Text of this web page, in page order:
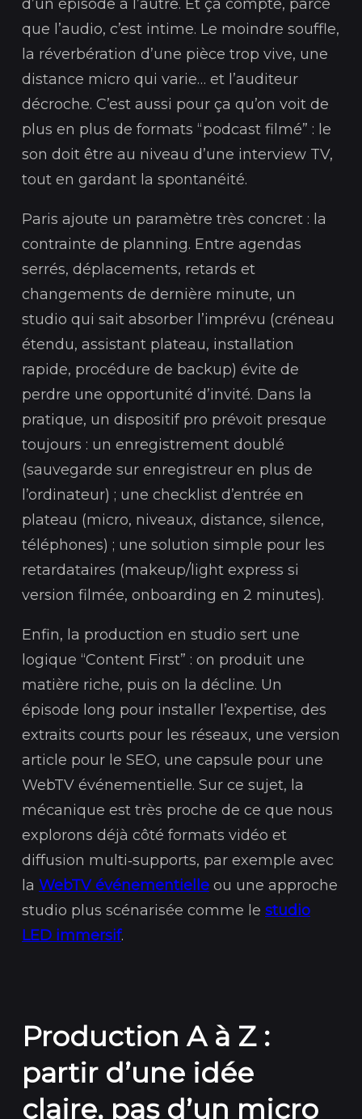
d’un épisode à l’autre. Et ça compte, parce
que l’audio, c’est intime. Le moindre souffle,
la réverbération d’une pièce trop vive, une
distance micro qui varie… et l’auditeur
décroche. C’est aussi pour ça qu’on voit de
plus en plus de formats “podcast filmé” : le
son doit être au niveau d’une interview TV,
tout en gardant la spontanéité.
Paris ajoute un paramètre très concret : la
contrainte de planning. Entre agendas
serrés, déplacements, retards et
changements de dernière minute, un
studio qui sait absorber l’imprévu (créneau
étendu, assistant plateau, installation
rapide, procédure de backup) évite de
perdre une opportunité d’invité. Dans la
pratique, un dispositif pro prévoit presque
toujours : un enregistrement doublé
(sauvegarde sur enregistreur en plus de
l’ordinateur) ; une checklist d’entrée en
plateau (micro, niveaux, distance, silence,
téléphones) ; une solution simple pour les
retardataires (makeup/light express si
version filmée, onboarding en 2 minutes).
Enfin, la production en studio sert une
logique “Content First” : on produit une
matière riche, puis on la décline. Un
épisode long pour installer l’expertise, des
extraits courts pour les réseaux, une version
article pour le SEO, une capsule pour une
WebTV événementielle. Sur ce sujet, la
mécanique est très proche de ce que nous
explorons déjà côté formats vidéo et
diffusion multi‑supports, par exemple avec
la WebTV événementielle ou une approche
studio plus scénarisée comme le studio
LED immersif.
Production A à Z :
partir d’une idée
claire, pas d’un micro